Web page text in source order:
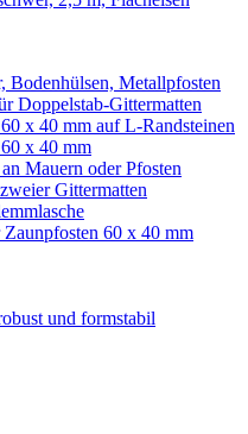
Bodenhülsen, Metallpfosten
Doppelstab-Gittermatten
x 40 mm auf L-Randsteinen
x 40 mm
Mauern oder Pfosten
Gittermatten
60 x 40 mm
und formstabil